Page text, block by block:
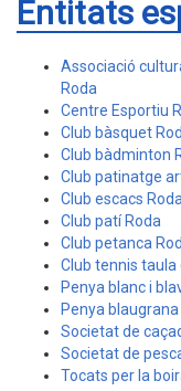
Entitats
Associació
Roda
Centre Esportiu
Club bàsquet
Club bàdminton
Club patinatge
Club escacs Roda
Club patí Roda
Club petanca
Club tennis taula
Penya blanc i
Penya
Societat de
Societat de
Tocats per la